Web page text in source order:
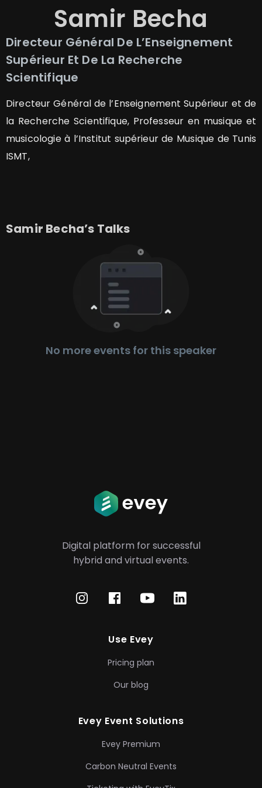
Samir Becha
Directeur Général De L’Enseignement
Supérieur Et De La Recherche
Scientifique
Directeur Général de l’Enseignement Supérieur et de
la Recherche Scientifique, Professeur en musique et
musicologie à l’Institut supérieur de Musique de Tunis
ISMT,
Samir Becha’s Talks
No more events for this speaker
Digital platform for successful
hybrid and virtual events.
Use Evey
Pricing plan
Our blog
Evey Event Solutions
Evey Premium
Carbon Neutral Events